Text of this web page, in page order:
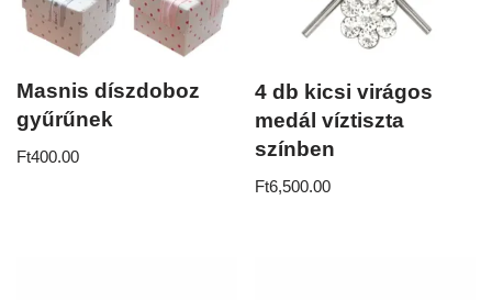
Masnis díszdoboz
gyűrűnek
Ft400.00
4 db kicsi virágos
medál víztiszta
színben
Ft6,500.00